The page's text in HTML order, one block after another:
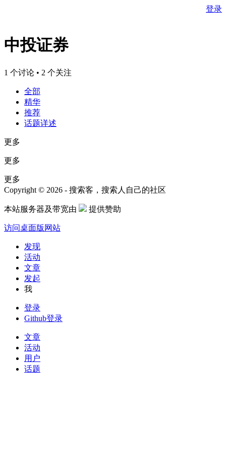
登录
中投证券
1 个讨论 • 2 个关注
全部
精华
推荐
话题详述
更多
更多
更多
Copyright © 2026 - 搜索客，搜索人自己的社区
本站服务器及带宽由 提供赞助
访问桌面版网站
发现
活动
文章
发起
我
登录
Github登录
文章
活动
用户
话题